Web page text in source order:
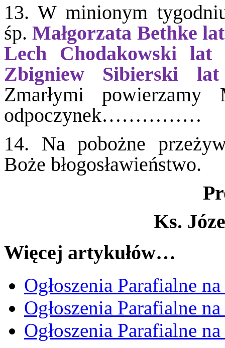
13. W minionym
śp.Małgorzata Bethke
Lech Chodakowski
Zbigniew Sibierski
Zmarłymi powierzamy
odpoczynek……………
14. Na pobożne
Boże błogosławieństwo.
Ks.
Więcej artykułów…
Ogłoszenia Parafialne
Ogłoszenia Parafialne
Ogłoszenia Parafialne